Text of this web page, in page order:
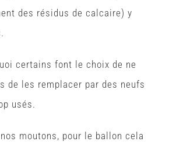
des résidus de calcaire) y
certains font le choix de ne
de les remplacer par des neufs
usés.
moutons, pour le ballon cela